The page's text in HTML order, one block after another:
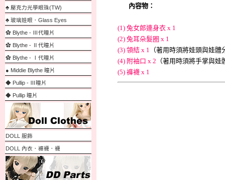
♣ 壓克力光學眼珠(TW)
♣ 玻璃娃眼．Glass Eyes
✿ Blythe - Ⅲ代瞳片
✿ Blythe - Ⅱ代瞳片
✿ Blythe - Ⅰ代瞳片
● Middie Blythe 瞳片
◆ Pullip - Ⅲ瞳片
◆ Pullip 瞳片
DOLL 服飾
DOLL 內衣．褲襪．襪
內容物：
(1) 兔女郎連身衣 x 1
(2) 兔耳朵髮圈 x 1
(3) 領結 x 1 （著用時須將娃頭與娃體
(4) 附袖口 x 2 （著用時須將手掌與娃
(5) 褲襪 x 1